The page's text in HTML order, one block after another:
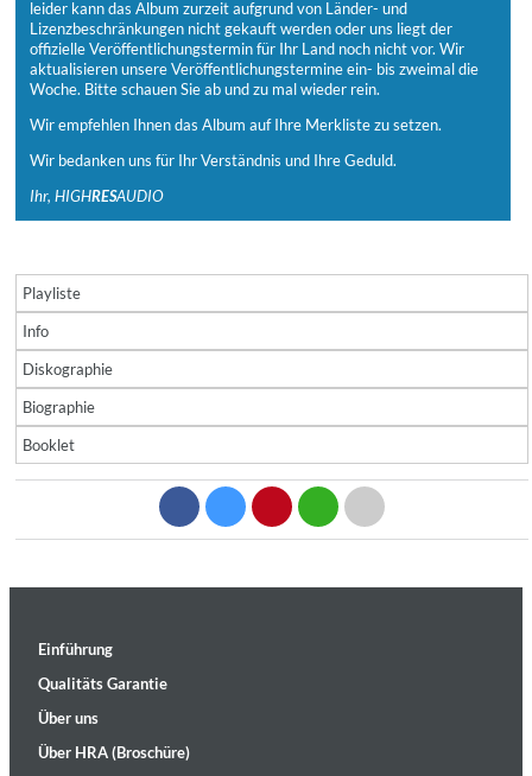
leider kann das Album zurzeit aufgrund von Länder- und
Lizenzbeschränkungen nicht gekauft werden oder uns liegt der
offizielle Veröffentlichungstermin für Ihr Land noch nicht vor. Wir
aktualisieren unsere Veröffentlichungstermine ein- bis zweimal die
Woche. Bitte schauen Sie ab und zu mal wieder rein.
Wir empfehlen Ihnen das Album auf Ihre Merkliste zu setzen.
Wir bedanken uns für Ihr Verständnis und Ihre Geduld.
Ihr, HIGHRESAUDIO
Playliste
Info
Diskographie
Biographie
Booklet
Einführung
Qualitäts Garantie
Über uns
Über HRA (Broschüre)